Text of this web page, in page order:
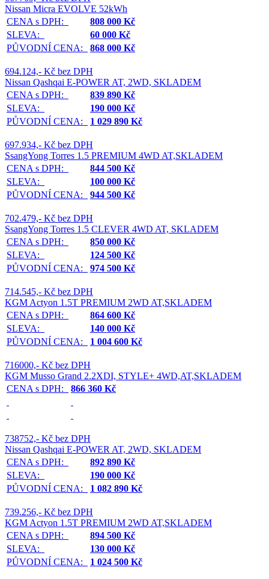
Nissan Micra EVOLVE 52kWh
CENA s DPH:
808 000 Kč
SLEVA:
60 000 Kč
PŮVODNÍ CENA:
868 000 Kč
694.124,- Kč bez DPH
Nissan Qashqai E-POWER AT, 2WD, SKLADEM
CENA s DPH:
839 890 Kč
SLEVA:
190 000 Kč
PŮVODNÍ CENA:
1 029 890 Kč
697.934,- Kč bez DPH
SsangYong Torres 1.5 PREMIUM 4WD AT,SKLADEM
CENA s DPH:
844 500 Kč
SLEVA:
100 000 Kč
PŮVODNÍ CENA:
944 500 Kč
702.479,- Kč bez DPH
SsangYong Torres 1.5 CLEVER 4WD AT, SKLADEM
CENA s DPH:
850 000 Kč
SLEVA:
124 500 Kč
PŮVODNÍ CENA:
974 500 Kč
714.545,- Kč bez DPH
KGM Actyon 1.5T PREMIUM 2WD AT,SKLADEM
CENA s DPH:
864 600 Kč
SLEVA:
140 000 Kč
PŮVODNÍ CENA:
1 004 600 Kč
716000,- Kč bez DPH
KGM Musso Grand 2.2XDI, STYLE+ 4WD,AT,SKLADEM
CENA s DPH:
866 360 Kč
738752,- Kč bez DPH
Nissan Qashqai E-POWER AT, 2WD, SKLADEM
CENA s DPH:
892 890 Kč
SLEVA:
190 000 Kč
PŮVODNÍ CENA:
1 082 890 Kč
739.256,- Kč bez DPH
KGM Actyon 1.5T PREMIUM 2WD AT,SKLADEM
CENA s DPH:
894 500 Kč
SLEVA:
130 000 Kč
PŮVODNÍ CENA:
1 024 500 Kč